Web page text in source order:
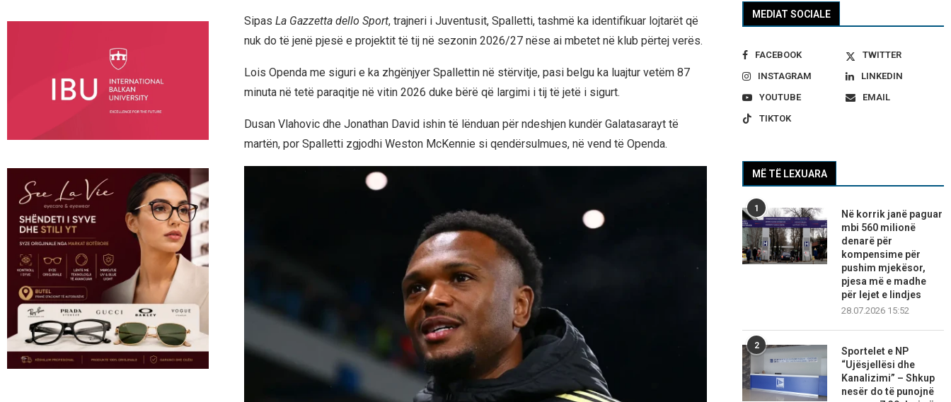
Sipas La Gazzetta dello Sport, trajneri i Juventusit, Spalletti, tashmë ka identifikuar lojtarët që
nuk do të jenë pjesë e projektit të tij në sezonin 2026/27 nëse ai mbetet në klub përtej verës.
Lois Openda me siguri e ka zhgënjyer Spallettin në stërvitje, pasi belgu ka luajtur vetëm 87
minuta në tetë paraqitje në vitin 2026 duke bërë që largimi i tij të jetë i sigurt.
Dusan Vlahovic dhe Jonathan David ishin të lënduan për ndeshjen kundër Galatasarayt të
martën, por Spalletti zgjodhi Weston McKennie si qendërsulmues, në vend të Openda.
MEDIAT SOCIALE
FACEBOOK
TWITTER
INSTAGRAM
LINKEDIN
YOUTUBE
EMAIL
TIKTOK
MË TË LEXUARA
1
Në korrik janë paguar
mbi 560 milionë
denarë për
kompensime për
pushim mjekësor,
pjesa më e madhe
për lejet e lindjes
28.07.2026 15:52
2
Sportelet e NP
“Ujësjellësi dhe
Kanalizimi” – Shkup
nesër do të punojnë